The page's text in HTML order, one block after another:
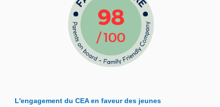
L'engagement du CEA en faveur des jeunes